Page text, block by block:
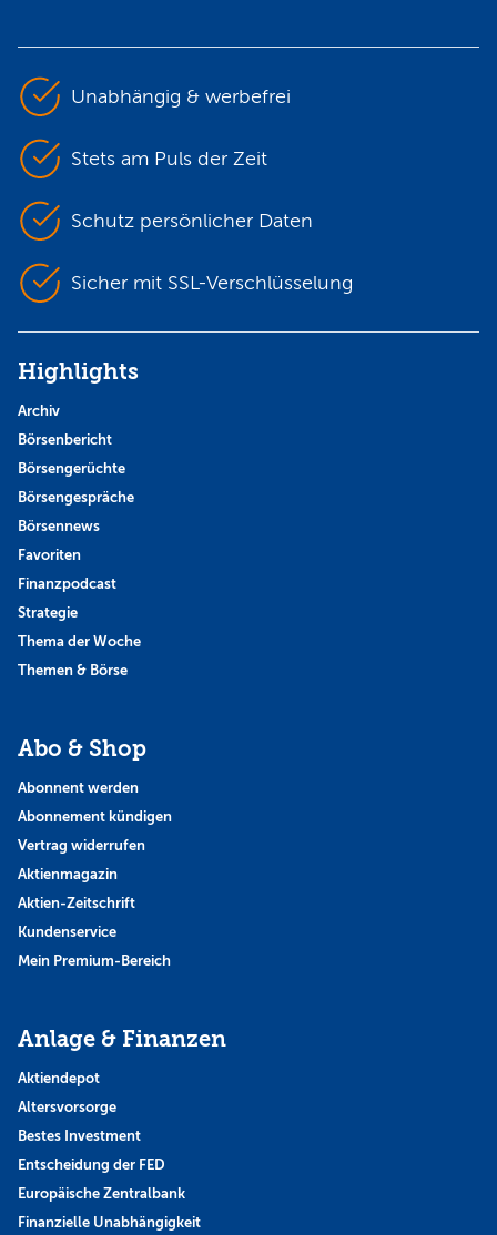
Unabhängig & werbefrei
Stets am Puls der Zeit
Schutz persönlicher Daten
Sicher mit SSL-Verschlüsselung
Highlights
Archiv
Börsenbericht
Börsengerüchte
Börsengespräche
Börsennews
Favoriten
Finanzpodcast
Strategie
Thema der Woche
Themen & Börse
Abo & Shop
Abonnent werden
Abonnement kündigen
Vertrag widerrufen
Aktienmagazin
Aktien-Zeitschrift
Kundenservice
Mein Premium-Bereich
Anlage & Finanzen
Aktiendepot
Altersvorsorge
Bestes Investment
Entscheidung der FED
Europäische Zentralbank
Finanzielle Unabhängigkeit